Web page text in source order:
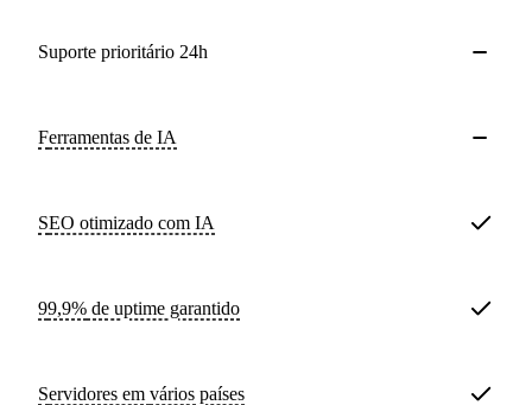
Suporte prioritário 24h
Ferramentas de IA
SEO otimizado com IA
99,9% de uptime garantido
Servidores em vários países